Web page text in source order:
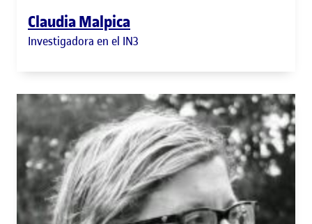
Claudia Malpica
Investigadora en el IN3